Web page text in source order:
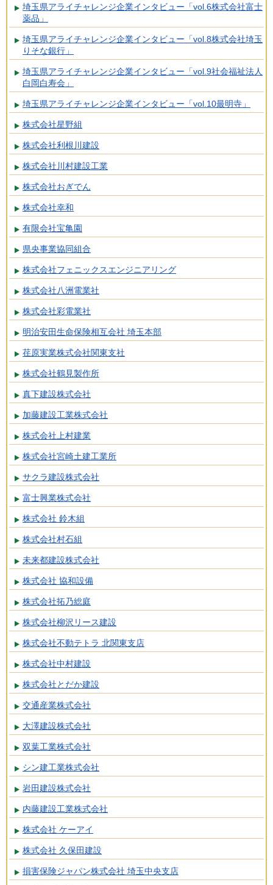
埼玉県アライチャレンジ企業インタビュー「vol.6株式会社富士
薬品」
埼玉県アライチャレンジ企業インタビュー「vol.8株式会社埼玉
りそな銀行」
埼玉県アライチャレンジ企業インタビュー「vol.9社会福祉法人
白岡白寿会」
埼玉県アライチャレンジ企業インタビュー「vol.10最明寺」
株式会社星野組
株式会社利根川建設
株式会社川村建設工業
株式会社おぎでん
株式会社幸和
有限会社宝亀園
県央事業協同組合
株式会社フェニックスエンジニアリング
株式会社八洲電業社
株式会社彩電業社
明治安田生命保険相互会社 埼玉本部
荏原実業株式会社関東支社
株式会社鶴見製作所
真下建設株式会社
加藤建設工業株式会社
株式会社上村建業
株式会社宮崎土建工業所
サクラ建設株式会社
富士興業株式会社
株式会社 鈴木組
株式会社村石組
未来都建設株式会社
株式会社 協和設備
株式会社拓乃総庭
株式会社柳沢リース建設
株式会社不動テトラ 北関東支店
株式会社中村建設
株式会社とだか建設
交通産業株式会社
大澤建設株式会社
双葉工業株式会社
シン建工業株式会社
岩田建設株式会社
内藤建設工業株式会社
株式会社 ケーアイ
株式会社 久保田建設
損害保険ジャパン株式会社 埼玉中央支店